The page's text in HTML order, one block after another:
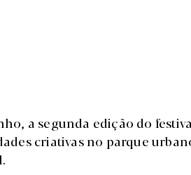
a segunda edição do
criativas no parque